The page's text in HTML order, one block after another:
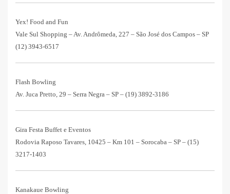
Yex! Food and Fun
Vale Sul Shopping – Av. Andrômeda, 227 – São José dos Campos – SP
(12) 3943-6517
Flash Bowling
Av. Juca Pretto, 29 – Serra Negra – SP – (19) 3892-3186
Gira Festa Buffet e Eventos
Rodovia Raposo Tavares, 10425 – Km 101 – Sorocaba – SP – (15)
3217-1403
Kanakaue Bowling